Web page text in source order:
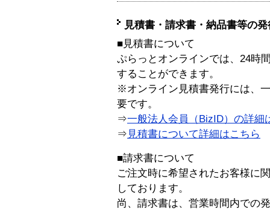
見積書・請求書・納品書等の
■見積書について
ぷらっとオンラインでは、24時
することができます。
※オンライン見積書発行には、
要です。
⇒一般法人会員（BizID）の詳細
⇒ 見積書について詳細はこちら
■請求書について
ご注文時に希望されたお客様に
しております。
尚、請求書は、営業時間内での